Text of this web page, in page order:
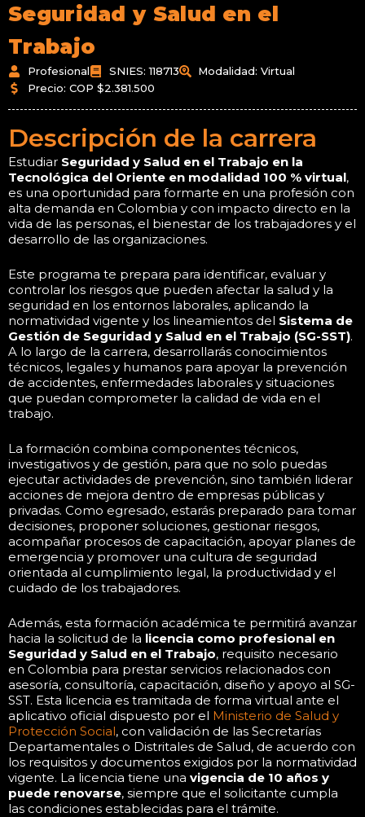
Seguridad y Salud en el
Trabajo
Profesional SNIES: 118713
Modalidad: Virtual
Precio: COP $2.381.500
Descripción de la carrera
Estudiar Seguridad y Salud en el Trabajo en la
Tecnológica del Oriente en modalidad 100 % virtual,
es una oportunidad para formarte en una profesión con
alta demanda en Colombia y con impacto directo en la
vida de las personas, el bienestar de los trabajadores y el
desarrollo de las organizaciones.
Este programa te prepara para identificar, evaluar y
controlar los riesgos que pueden afectar la salud y la
seguridad en los entornos laborales, aplicando la
normatividad vigente y los lineamientos del Sistema de
Gestión de Seguridad y Salud en el Trabajo (SG-SST).
A lo largo de la carrera, desarrollarás conocimientos
técnicos, legales y humanos para apoyar la prevención
de accidentes, enfermedades laborales y situaciones
que puedan comprometer la calidad de vida en el
trabajo.
La formación combina componentes técnicos,
investigativos y de gestión, para que no solo puedas
ejecutar actividades de prevención, sino también liderar
acciones de mejora dentro de empresas públicas y
privadas. Como egresado, estarás preparado para tomar
decisiones, proponer soluciones, gestionar riesgos,
acompañar procesos de capacitación, apoyar planes de
emergencia y promover una cultura de seguridad
orientada al cumplimiento legal, la productividad y el
cuidado de los trabajadores.
Además, esta formación académica te permitirá avanzar
hacia la solicitud de la licencia como profesional en
Seguridad y Salud en el Trabajo, requisito necesario
en Colombia para prestar servicios relacionados con
asesoría, consultoría, capacitación, diseño y apoyo al SG-
SST. Esta licencia es tramitada de forma virtual ante el
aplicativo oficial dispuesto por el Ministerio de Salud y
Protección Social, con validación de las Secretarías
Departamentales o Distritales de Salud, de acuerdo con
los requisitos y documentos exigidos por la normatividad
vigente. La licencia tiene una vigencia de 10 años y
puede renovarse, siempre que el solicitante cumpla
las condiciones establecidas para el trámite.